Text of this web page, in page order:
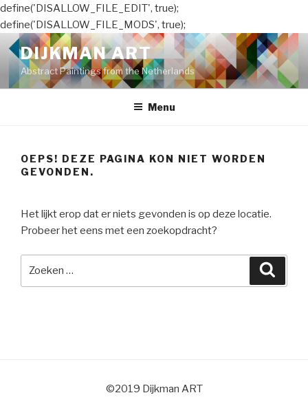
define('DISALLOW_FILE_EDIT', true);
define('DISALLOW_FILE_MODS', true);
Naar
de
inhoud
springen
DIJKMAN ART
Abstract Paintings from the Netherlands
Menu
OEPS! DEZE PAGINA KON NIET WORDEN
GEVONDEN.
Het lijkt erop dat er niets gevonden is op deze locatie.
Probeer het eens met een zoekopdracht?
©2019 Dijkman ART